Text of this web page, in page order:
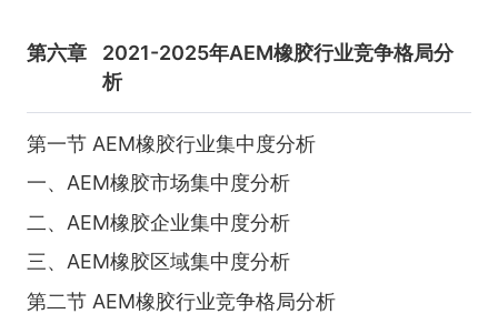
第六章
2021-2025年AEM橡胶行业竞争格局分
析
第一节 AEM橡胶行业集中度分析
一、AEM橡胶市场集中度分析
二、AEM橡胶企业集中度分析
三、AEM橡胶区域集中度分析
第二节 AEM橡胶行业竞争格局分析